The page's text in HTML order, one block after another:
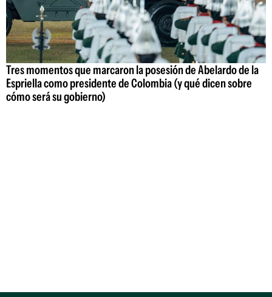
Tres momentos que marcaron la posesión de Abelardo de la
Espriella como presidente de Colombia (y qué dicen sobre
cómo será su gobierno)